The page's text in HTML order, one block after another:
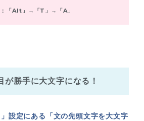
：「Alt」→「T」→「A」
が勝手に大文字になる！
設定にある「文の先頭文字を大文字